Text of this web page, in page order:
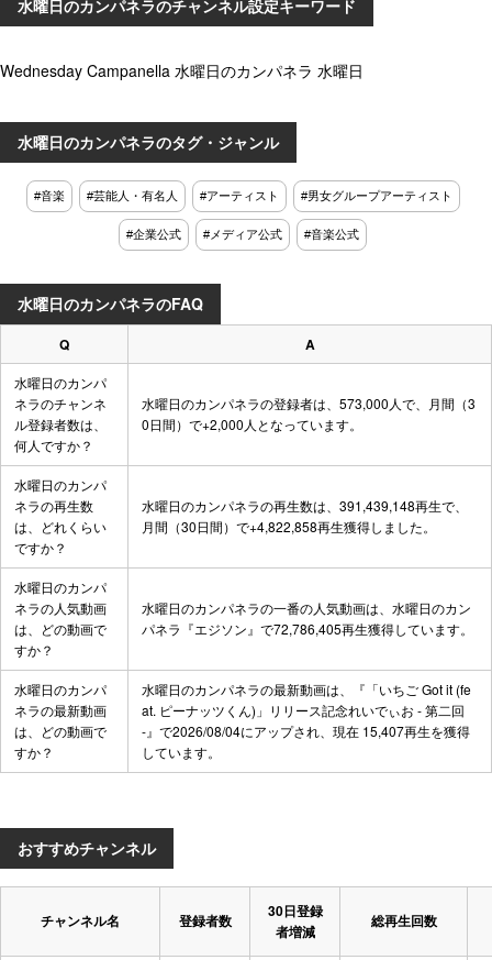
おすすめチャンネル
チャンネル名 登録者数
30日登録
者増減
総再生回数
水曜日のカンパネラのチャンネル設定キーワード
Wednesday Campanella 水曜日のカンパネラ 水曜日
水曜日のカンパネラのタグ・ジャンル
#音楽 #芸能人・有名人 #アーティスト #男女グループアーティスト
#企業公式 #メディア公式 #音楽公式
水曜日のカンパネラのFAQ
Q A
水曜日のカンパ
ネラのチャンネ
ル登録者数は、
何人ですか？
水曜日のカンパネラの登録者は、573,000人で、月間（3
0日間）で+2,000人となっています。
水曜日のカンパ
ネラの再生数
は、どれくらい
ですか？
水曜日のカンパネラの再生数は、391,439,148再生で、
月間（30日間）で+4,822,858再生獲得しました。
水曜日のカンパ
ネラの人気動画
は、どの動画で
すか？
水曜日のカンパネラの一番の人気動画は、 水曜日のカン
パネラ『エジソン』 で72,786,405再生獲得しています。
水曜日のカンパ
ネラの最新動画
は、どの動画で
すか？
水曜日のカンパネラの最新動画は、
『「いちご Got it (fe
at. ピーナッツくん)」リリース記念れいでぃお - 第二回
-』 で2026/08/04にアップされ、現在 15,407再生を獲得
しています。